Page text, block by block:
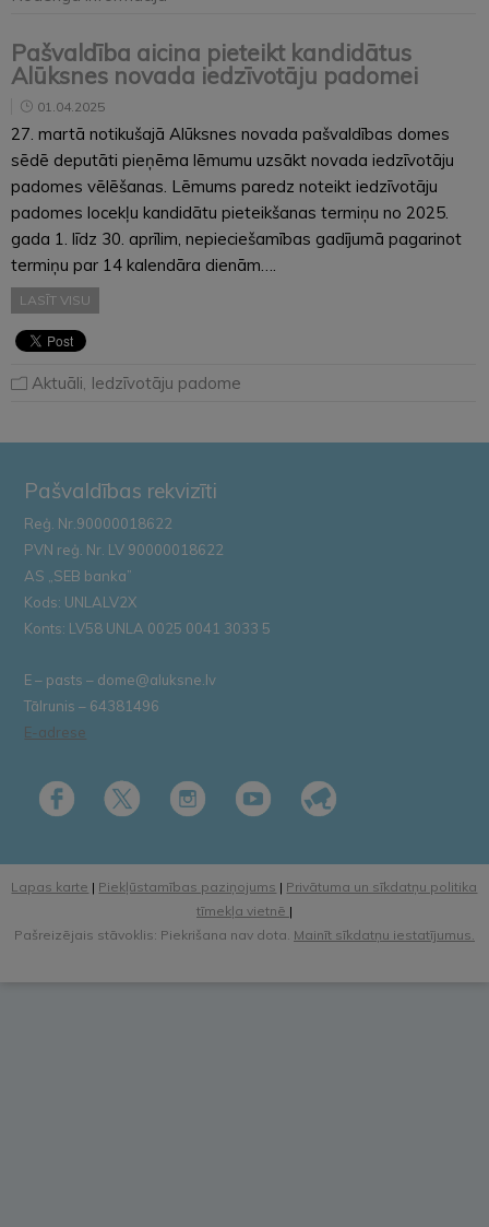
Pašvaldība aicina pieteikt kandidātus
Alūksnes novada iedzīvotāju padomei
01.04.2025
27. martā notikušajā Alūksnes novada pašvaldības domes
sēdē deputāti pieņēma lēmumu uzsākt novada iedzīvotāju
padomes vēlēšanas. Lēmums paredz noteikt iedzīvotāju
padomes locekļu kandidātu pieteikšanas termiņu no 2025.
gada 1. līdz 30. aprīlim, nepieciešamības gadījumā pagarinot
termiņu par 14 kalendāra dienām….
LASĪT VISU
Aktuāli Iedzīvotāju padome
Pašvaldības rekvizīti
Reģ. Nr.90000018622
PVN reģ. Nr. LV 90000018622
AS „SEB banka”
Kods: UNLALV2X
Konts: LV58 UNLA 0025 0041 3033 5
E – pasts – dome@aluksne.lv
Tālrunis – 64381496
E-adrese
Lapas karte | Piekļūstamības paziņojums | Privātuma un sīkdatņu politika
tīmekļa vietnē |
Pašreizējais stāvoklis: Piekrišana nav dota. Mainīt sīkdatņu iestatījumus.